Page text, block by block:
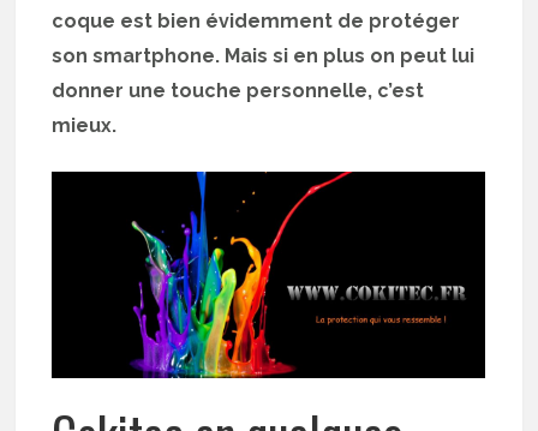
coque est bien évidemment de protéger
son smartphone. Mais si en plus on peut lui
donner une touche personnelle, c’est
mieux.